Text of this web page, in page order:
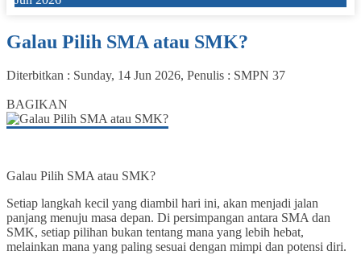
Galau Pilih SMA atau SMK?
Diterbitkan : Sunday, 14 Jun 2026, Penulis : SMPN 37
BAGIKAN
Galau Pilih SMA atau SMK?
Setiap langkah kecil yang diambil hari ini, akan menjadi jalan
panjang menuju masa depan. Di persimpangan antara SMA dan
SMK, setiap pilihan bukan tentang mana yang lebih hebat,
melainkan mana yang paling sesuai dengan mimpi dan potensi diri.